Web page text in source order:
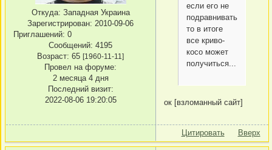
Откуда: Западная Украина
Зарегистрирован: 2010-09-06
Приглашений: 0
Сообщений: 4195
Возраст: 65 [1960-11-11]
Провел на форуме:
2 месяца 4 дня
Последний визит:
2022-08-06 19:20:05
если его не
подравнивать,
то в итоге
все криво-
косо может
получиться...
ок [взломанный сайт]
Цитировать Вверх